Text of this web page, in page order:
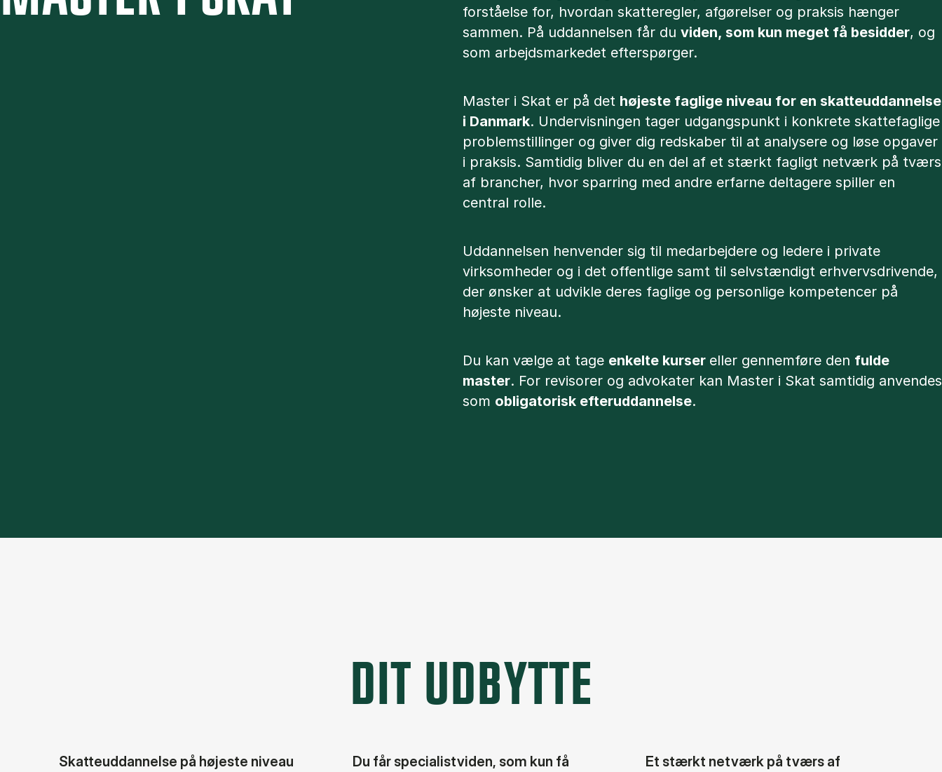
forståelse for, hvordan skatteregler, afgørelser og praksis hænger
sammen. På uddannelsen får du viden, som kun meget få besidder, og
som arbejdsmarkedet efterspørger.
Master i Skat er på det højeste faglige niveau for en skatteuddannelse
i Danmark. Undervisningen tager udgangspunkt i konkrete skattefaglige
problemstillinger og giver dig redskaber til at analysere og løse opgaver
i praksis. Samtidig bliver du en del af et stærkt fagligt netværk på tværs
af brancher, hvor sparring med andre erfarne deltagere spiller en
central rolle.
Uddannelsen henvender sig til medarbejdere og ledere i private
virksomheder og i det offentlige samt til selvstændigt erhvervsdrivende,
der ønsker at udvikle deres faglige og personlige kompetencer på
højeste niveau.
Du kan vælge at tage enkelte kurser eller gennemføre den fulde
master. For revisorer og advokater kan Master i Skat samtidig anvendes
som obligatorisk efteruddannelse.
DIT UDBYTTE
Skatteuddannelse på højeste niveau
Du får specialistviden, som kun få
Et stærkt netværk på tværs af